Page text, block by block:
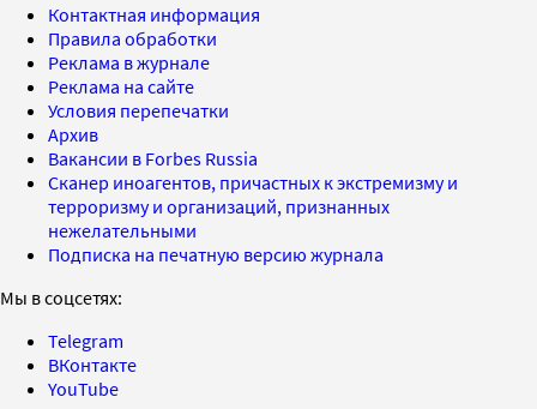
Контактная информация
Правила обработки
Реклама в журнале
Реклама на сайте
Условия перепечатки
Архив
Вакансии в Forbes Russia
Сканер иноагентов, причастных к экстремизму и
терроризму и организаций, признанных
нежелательными
Подписка на печатную версию журнала
Мы в соцсетях:
Telegram
ВКонтакте
YouTube